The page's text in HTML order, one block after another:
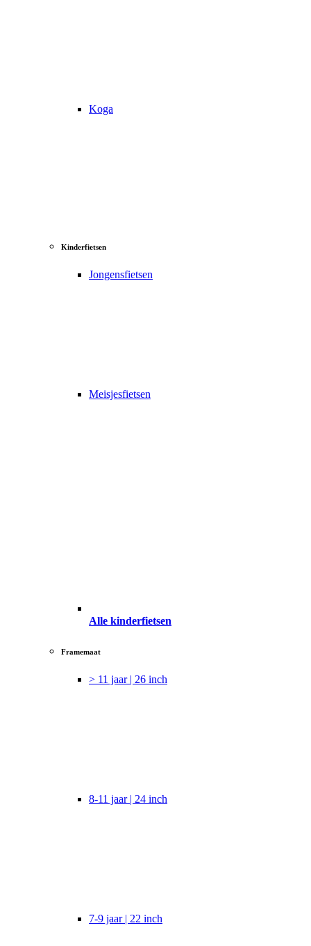
Koga
Kinderfietsen
Jongensfietsen
Meisjesfietsen
Alle kinderfietsen
Framemaat
> 11 jaar | 26 inch
8-11 jaar | 24 inch
7-9 jaar | 22 inch